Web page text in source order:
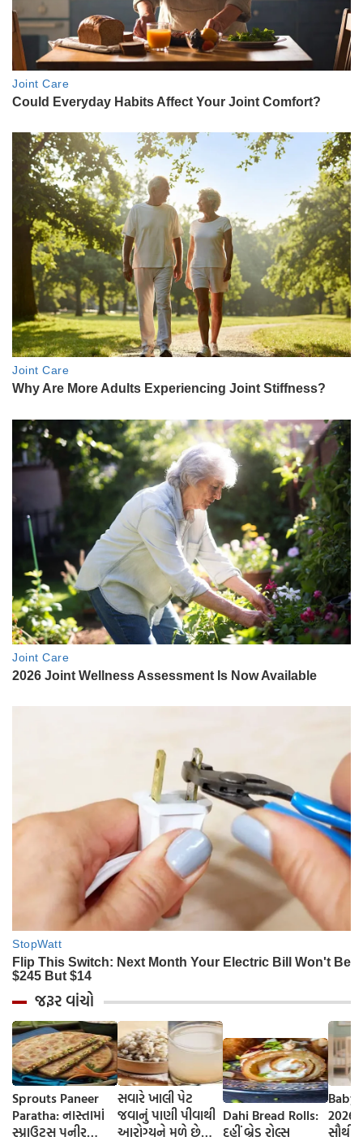
જરૂર વાંચો
Sprouts Paneer
Paratha: નાસ્તામાં
સ્પ્રાઉટ્સ પનીર
સવારે ખાલી પેટ
જવાનું પાણી પીવાથી
આરોગ્યને મળે છે
Dahi Bread Rolls:
દહીં બ્રેડ રોલ્સ
Baby